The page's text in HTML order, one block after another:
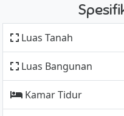
Luas Tanah
Luas Bangunan
Kamar Tidur